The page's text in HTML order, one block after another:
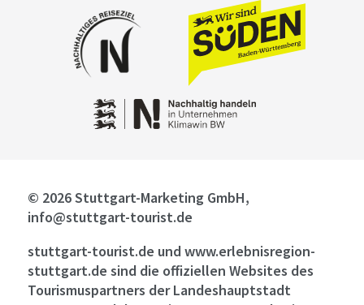
© 2026 Stuttgart-Marketing GmbH,
info@stuttgart-tourist.de
stuttgart-tourist.de und www.erlebnisregion-
stuttgart.de sind die offiziellen Websites des
Tourismuspartners der Landeshauptstadt